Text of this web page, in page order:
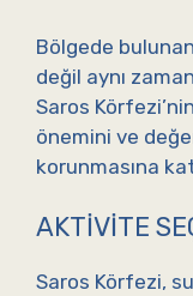
Bölgede
değil aynı
Saros
önemini ve
korunmasına
AKTIVITE
Saros Körfezi,